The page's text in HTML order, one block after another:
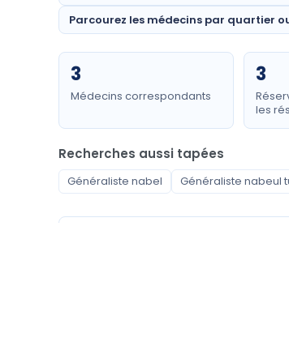
Parcourez les médecins par quartier
3
Médecins correspondants
3
les
Recherches aussi tapées
Généraliste nabel Généraliste nabeul